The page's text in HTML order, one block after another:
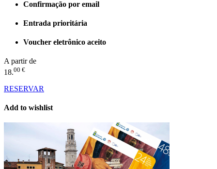
Confirmação por email
Entrada prioritária
Voucher eletrônico aceito
A partir de
18.00 €
RESERVAR
Add to wishlist